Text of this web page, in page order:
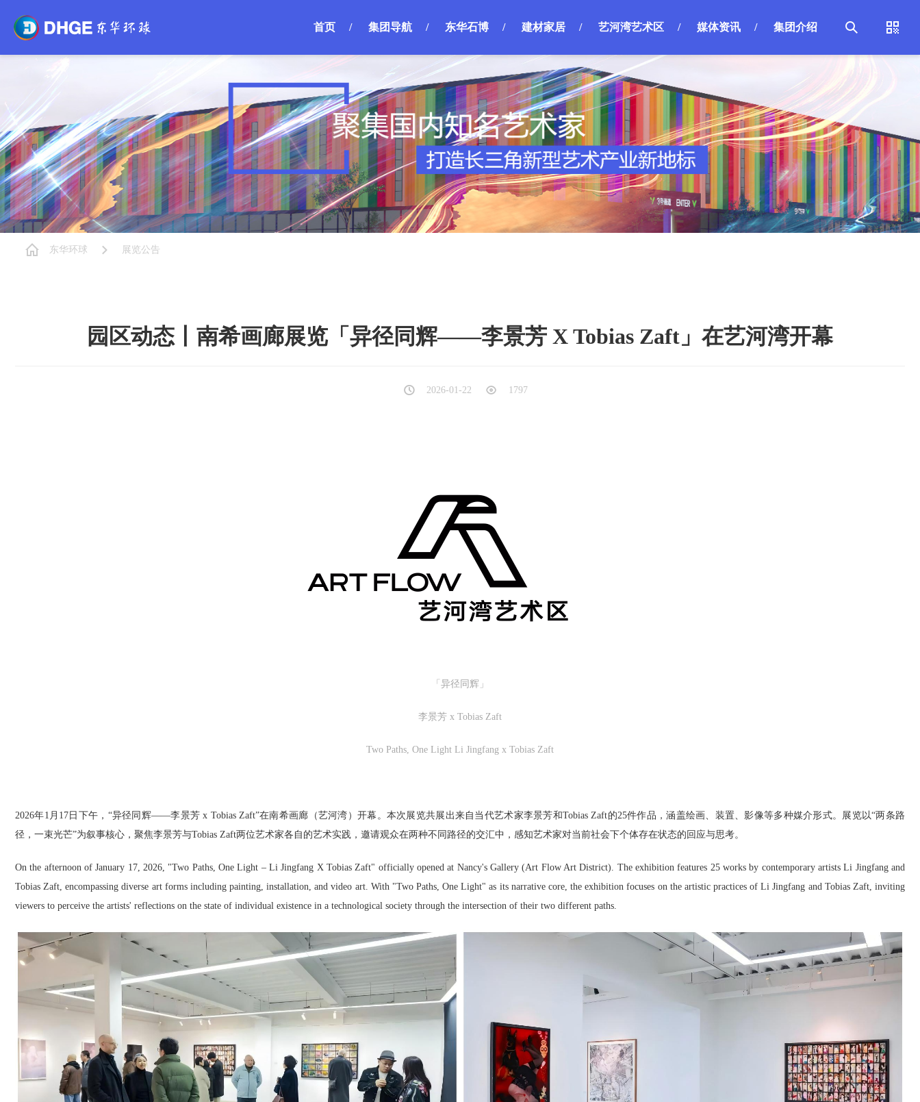
首页 / 集团导航 / 东华石博 / 建材家居 / 艺河湾艺术区 / 媒体资讯 / 集团介绍
东华环球 展览公告
园区动态丨南希画廊展览「异径同辉——李景芳 X Tobias Zaft」在艺河湾开幕
2026-01-22 1797
「异径同辉」
李景芳 x Tobias Zaft
Two Paths, One Light Li Jingfang x Tobias Zaft
2026年1月17日下午，“异径同辉——李景芳 x Tobias Zaft”在南希画廊（艺河湾）开幕。本次展览共展出来自当代艺术家李景芳和Tobias Zaft的25件作品，涵盖绘画、装置、影像等多种媒介形式。展览以“两条路
径，一束光芒”为叙事核心，聚焦李景芳与Tobias Zaft两位艺术家各自的艺术实践，邀请观众在两种不同路径的交汇中，感知艺术家对当前社会下个体存在状态的回应与思考。
On the afternoon of January 17, 2026, "Two Paths, One Light – Li Jingfang X Tobias Zaft" officially opened at Nancy's Gallery (Art Flow Art District). The exhibition features 25 works by contemporary artists Li Jingfang and
Tobias Zaft, encompassing diverse art forms including painting, installation, and video art. With "Two Paths, One Light" as its narrative core, the exhibition focuses on the artistic practices of Li Jingfang and Tobias Zaft, inviting
viewers to perceive the artists' reflections on the state of individual existence in a technological society through the intersection of their two different paths.